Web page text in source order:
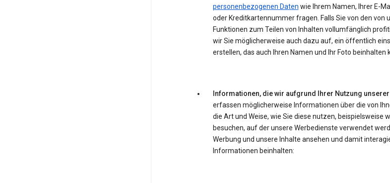
personenbezogenen Daten wie Ihrem Namen, Ihrer E-
oder Kreditkartennummer fragen. Falls Sie von den von
Funktionen zum Teilen von Inhalten vollumfänglich
wir Sie möglicherweise auch dazu auf, ein öffentlich
erstellen, das auch Ihren Namen und Ihr Foto beinhalten
Informationen, die wir aufgrund Ihrer Nutzung
erfassen möglicherweise Informationen über die von
die Art und Weise, wie Sie diese nutzen, beispielsweise
besuchen, auf der unsere Werbedienste verwendet
Werbung und unsere Inhalte ansehen und damit
Informationen beinhalten: